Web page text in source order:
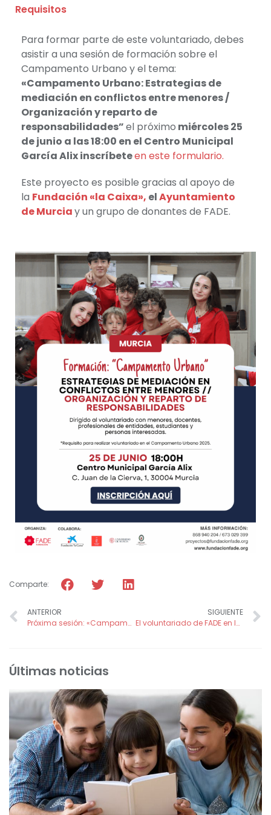
Requisitos
Para formar parte de este voluntariado, debes
asistir a una sesión de formación sobre el
Campamento Urbano y el tema:
«Campamento Urbano: Estrategias de
mediación en conflictos entre menores /
Organización y reparto de
responsabilidades”el próximo miércoles 25
de junio a las 18:00 en el Centro Municipal
García Alix inscríbeteen este formulario.
Este proyecto es posible gracias al apoyo de
la Fundación «la Caixa», elAyuntamiento
de Murciay un grupo de donantes de FADE.
Comparte:
ANTERIOR
Próxima sesión: «Campamento Urbano: Estrategias de mediación en conflictos entre menores / Organización y reparto de responsabilidades»
SIGUIENTE
El voluntariado de FADE en la URF (Unidad de Recuperación Funcional) del Hospital Santa María del Rosell
Últimas noticias